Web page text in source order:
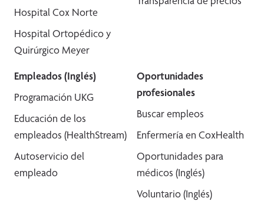
Hospital Cox Norte
Hospital Ortopédico y
Quirúrgico Meyer
Empleados (Inglés)
Programación UKG
Educación de los
empleados (HealthStream)
Autoservicio del
empleado
Oportunidades
profesionales
Buscar empleos
Enfermería en CoxHealth
Oportunidades para
médicos (Inglés)
Voluntario (Inglés)